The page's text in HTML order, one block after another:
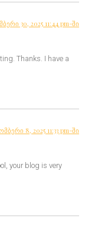
30, 2025 11:44 pm-ში
Thanks. I have a
8, 2025 11:33 pm-ში
your blog is very